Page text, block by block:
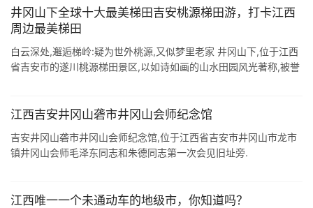
井冈山下全球十大最美梯田吉安桃源梯田游，打卡江西
周边最美梯田
白云深处,邂逅梯岭:疑为世外桃源,又似梦里老家 井冈山下,位于江西
省吉安市的遂川桃源梯田景区,以如诗如画的山水田园风光著称,被誉
江西吉安井冈山砻市井冈山会师纪念馆
吉安井冈山砻市井冈山会师纪念馆,位于江西省吉安市井冈山市龙市
镇井冈山会师毛泽东同志和朱德同志第一次会见旧址旁.
江西唯一一个未通动车的地级市，你知道吗？